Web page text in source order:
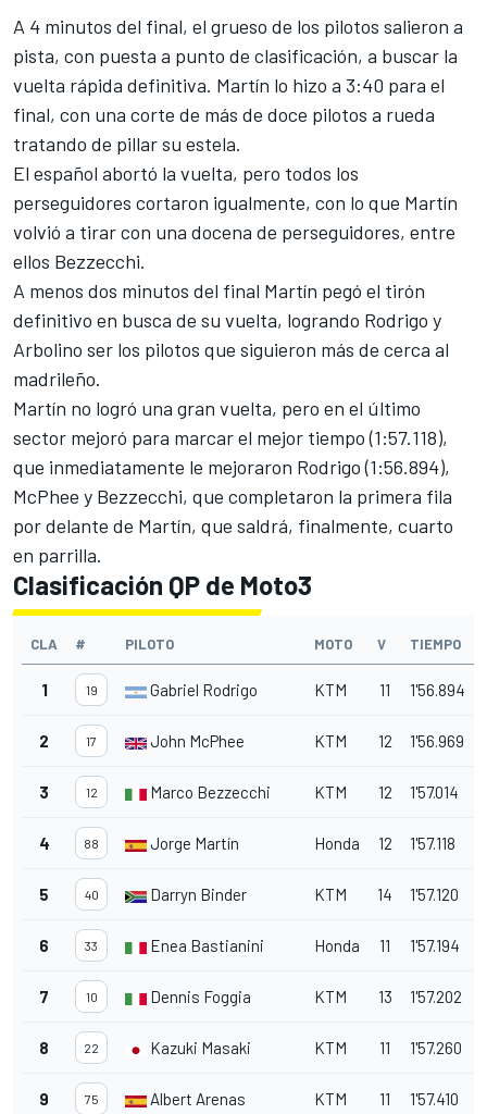
A 4 minutos del final, el grueso de los pilotos salieron a
pista, con puesta a punto de clasificación, a buscar la
vuelta rápida definitiva. Martín lo hizo a 3:40 para el
final, con una corte de más de doce pilotos a rueda
tratando de pillar su estela.
El español abortó la vuelta, pero todos los
perseguidores cortaron igualmente, con lo que Martín
volvió a tirar con una docena de perseguidores, entre
ellos Bezzecchi.
A menos dos minutos del final Martín pegó el tirón
definitivo en busca de su vuelta, logrando Rodrigo y
Arbolino ser los pilotos que siguieron más de cerca al
madrileño.
Martín no logró una gran vuelta, pero en el último
sector mejoró para marcar el mejor tiempo (1:57.118),
que inmediatamente le mejoraron Rodrigo (1:56.894),
McPhee y Bezzecchi, que completaron la primera fila
por delante de Martín, que saldrá, finalmente, cuarto
en parrilla.
Clasificación QP de Moto3
CLA # PILOTO MOTO V TIEMPO
1 19 Gabriel Rodrigo KTM 11 1'56.894
2 17 John McPhee KTM 12 1'56.969
3 12 Marco Bezzecchi KTM 12 1'57.014
4 88 Jorge Martín Honda 12 1'57.118
5 40 Darryn Binder KTM 14 1'57.120
6 33 Enea Bastianini Honda 11 1'57.194
7 10 Dennis Foggia KTM 13 1'57.202
8 22 Kazuki Masaki KTM 11 1'57.260
9 75 Albert Arenas KTM 11 1'57.410